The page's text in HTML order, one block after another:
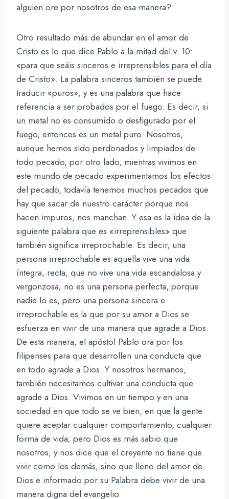
alguien ore por nosotros de esa manera?
Otro resultado más de abundar en el amor de
Cristo es lo que dice Pablo a la mitad del v. 10:
«para que seáis sinceros e irreprensibles para el día
de Cristo». La palabra sinceros también se puede
traducir «puros», y es una palabra que hace
referencia a ser probados por el fuego. Es decir, si
un metal no es consumido o desfigurado por el
fuego, entonces es un metal puro. Nosotros,
aunque hemos sido perdonados y limpiados de
todo pecado, por otro lado, mientras vivimos en
este mundo de pecado experimentamos los efectos
del pecado, todavía tenemos muchos pecados que
hay que sacar de nuestro carácter porque nos
hacen impuros, nos manchan. Y esa es la idea de la
siguiente palabra que es «irreprensibles» que
también significa irreprochable. Es decir, una
persona irreprochable es aquella vive una vida
íntegra, recta, que no vive una vida escandalosa y
vergonzosa; no es una persona perfecta, porque
nadie lo es, pero una persona sincera e
irreprochable es la que por su amor a Dios se
esfuerza en vivir de una manera que agrade a Dios.
De esta manera, el apóstol Pablo ora por los
filipenses para que desarrollen una conducta que
en todo agrade a Dios. Y nosotros hermanos,
también necesitamos cultivar una conducta que
agrade a Dios. Vivimos en un tiempo y en una
sociedad en que todo se ve bien, en que la gente
quiere aceptar cualquier comportamiento, cualquier
forma de vida; pero Dios es más sabio que
nosotros, y nos dice que el creyente no tiene que
vivir como los demás, sino que lleno del amor de
Dios e informado por su Palabra debe vivir de una
manera digna del evangelio.